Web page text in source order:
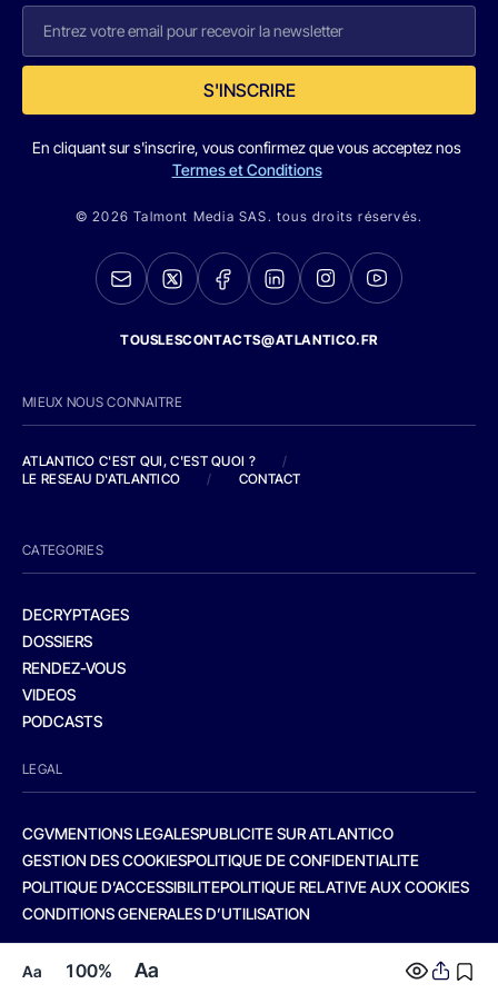
Aa 100% Aa
S'INSCRIRE
En cliquant sur s'inscrire, vous confirmez que vous acceptez nos
Termes et Conditions
© 2026 Talmont Media SAS. tous droits réservés.
TOUSLESCONTACTS@ATLANTICO.FR
MIEUX NOUS CONNAITRE
ATLANTICO C'EST QUI, C'EST QUOI ?
/
LE RESEAU D'ATLANTICO
/ CONTACT
CATEGORIES
DECRYPTAGES
DOSSIERS
RENDEZ-VOUS
VIDEOS
PODCASTS
LEGAL
CGVMENTIONS LEGALESPUBLICITE SUR ATLANTICO
GESTION DES COOKIESPOLITIQUE DE CONFIDENTIALITE
POLITIQUE D’ACCESSIBILITEPOLITIQUE RELATIVE AUX COOKIES
CONDITIONS GENERALES D’UTILISATION